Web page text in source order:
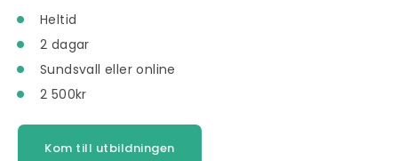
Heltid
2 dagar
Sundsvall eller online
2 500kr
Kom till utbildningen